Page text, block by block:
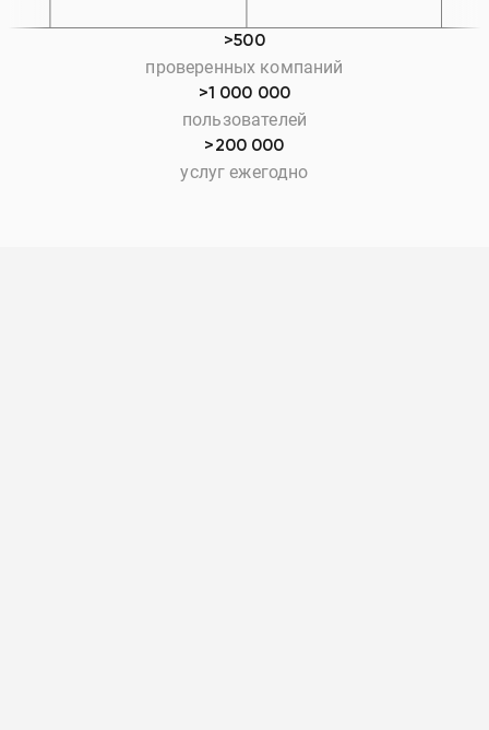
>500
проверенных компаний
>1 000 000
пользователей
>200 000
услуг ежегодно